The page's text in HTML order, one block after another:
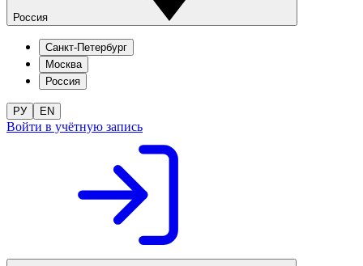
Россия
Санкт-Петербург
Москва
Россия
РУ EN
Войти в учётную запись